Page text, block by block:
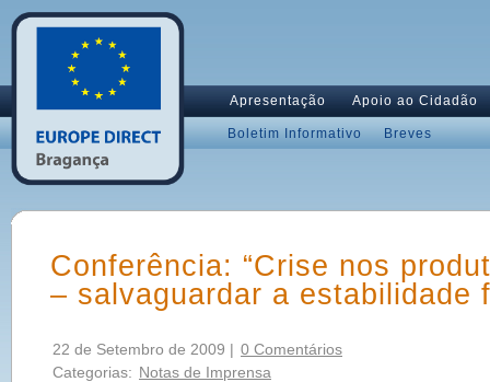
Apresentação Apoio ao Cidadão
Boletim Informativo Breves
Conferência: “Crise nos
– salvaguardar a estabilidade
22 de Setembro de 2009 | 0 Comentários
Categorias: Notas de Imprensa